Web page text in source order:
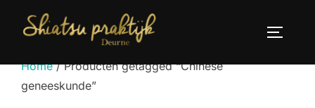
inhoudHome/ Producten getagged “Chinese
geneeskunde”